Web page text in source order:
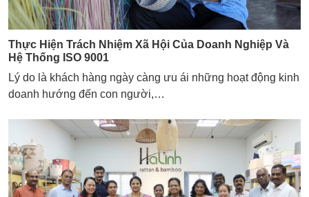
Thực Hiện Trách Nhiệm Xã Hội Của Doanh Nghiệp Và
Hệ Thống ISO 9001
Lý do là khách hàng ngày càng ưu ái những hoạt động kinh
doanh hướng đến con người,…